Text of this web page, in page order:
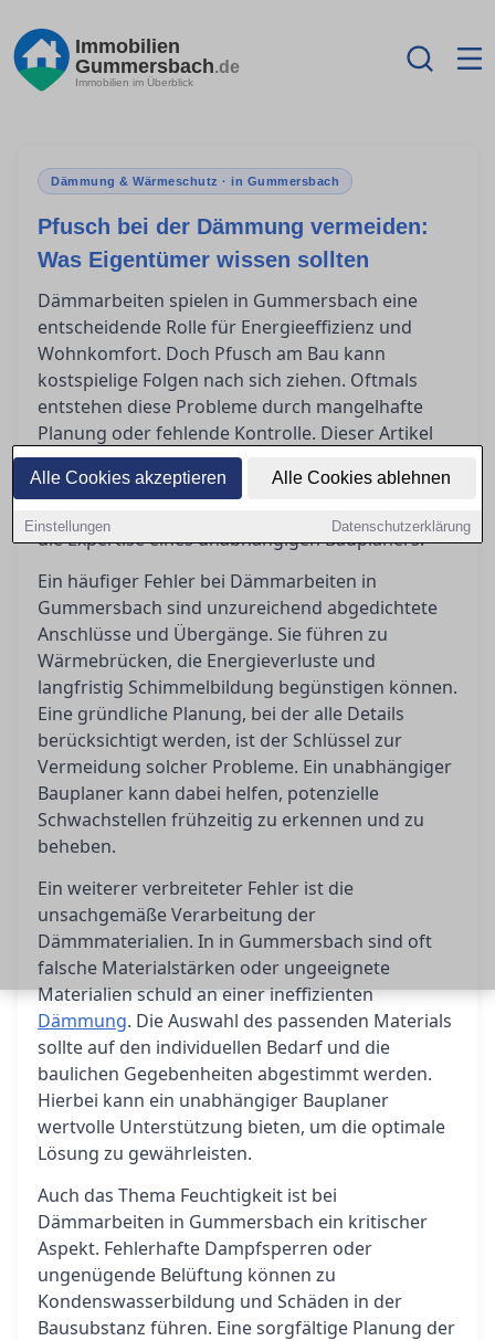
Alle Cookies akzeptieren Alle Cookies ablehnen
Einstellungen Datenschutzerklärung
Immobilien
Gummersbach.de
Immobilien im Überblick
Dämmung & Wärmeschutz · in Gummersbach
Pfusch bei der Dämmung vermeiden:
Was Eigentümer wissen sollten
Dämmarbeiten spielen in Gummersbach eine
entscheidende Rolle für Energieeffizienz und
Wohnkomfort. Doch Pfusch am Bau kann
kostspielige Folgen nach sich ziehen. Oftmals
entstehen diese Probleme durch mangelhafte
Planung oder fehlende Kontrolle. Dieser Artikel
zeigt typische Fehler auf und bietet praxisnahe
Tipps, wie Eigentümer Qualität sicherstellen
die Expertise eines unabhängigen Bauplaners.
Ein häufiger Fehler bei Dämmarbeiten in
Gummersbach sind unzureichend abgedichtete
Anschlüsse und Übergänge. Sie führen zu
Wärmebrücken, die Energieverluste und
langfristig Schimmelbildung begünstigen können.
Eine gründliche Planung, bei der alle Details
berücksichtigt werden, ist der Schlüssel zur
Vermeidung solcher Probleme. Ein unabhängiger
Bauplaner kann dabei helfen, potenzielle
Schwachstellen frühzeitig zu erkennen und zu
beheben.
Ein weiterer verbreiteter Fehler ist die
unsachgemäße Verarbeitung der
Dämmmaterialien. In in Gummersbach sind oft
falsche Materialstärken oder ungeeignete
Materialien schuld an einer ineffizienten
Dämmung. Die Auswahl des passenden Materials
sollte auf den individuellen Bedarf und die
baulichen Gegebenheiten abgestimmt werden.
Hierbei kann ein unabhängiger Bauplaner
wertvolle Unterstützung bieten, um die optimale
Lösung zu gewährleisten.
Auch das Thema Feuchtigkeit ist bei
Dämmarbeiten in Gummersbach ein kritischer
Aspekt. Fehlerhafte Dampfsperren oder
ungenügende Belüftung können zu
Kondenswasserbildung und Schäden in der
Bausubstanz führen. Eine sorgfältige Planung der